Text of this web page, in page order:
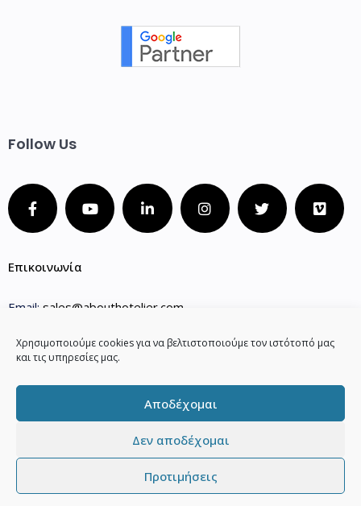
Χρησιμοποιούμε cookies για να βελτιστοποιούμε τον ιστότοπό μας
και τις υπηρεσίες μας.
Αποδέχομαι
Δεν αποδέχομαι
Προτιμήσεις
Follow Us
Επικοινωνία
Email: sales@abouthotelier.com
(+30) 210 2202141
Phone 2:(+30) 210 3000920
Phone 3:(+30) 27510.25632